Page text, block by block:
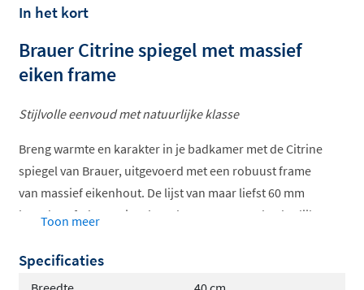
In het kort
Brauer Citrine spiegel met massief
eiken frame
Stijlvolle eenvoud met natuurlijke klasse
Breng warmte en karakter in je badkamer met de Citrine
spiegel van Brauer, uitgevoerd met een robuust frame
van massief eikenhout. De lijst van maar liefst 60 mm
breed geeft deze spiegel een luxueuze en ambachtelijke
subtiele washing past hij perfect in een landelijke of
klassieke badkamer, maar ook in moderne interieurs
Toon meer
Specificaties